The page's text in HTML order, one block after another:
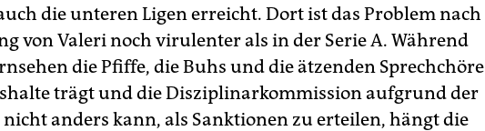
die unteren Ligen erreicht. Dort ist das Problem nach
von Valeri noch virulenter als in der Serie A. Während
die Pfiffe, die Buhs und die ätzenden Sprechchöre
trägt und die Disziplinarkommission aufgrund der
nicht anders kann, als Sanktionen zu erteilen, hängt die